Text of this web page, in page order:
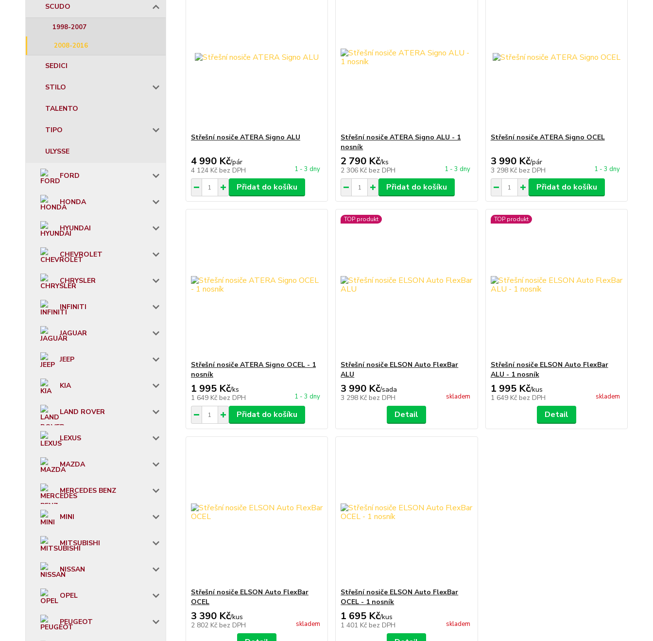
SCUDO
1998-2007
2008-2016
SEDICI
STILO
TALENTO
TIPO
ULYSSE
FORD
HONDA
HYUNDAI
CHEVROLET
CHRYSLER
INFINITI
JAGUAR
JEEP
KIA
LAND ROVER
LEXUS
MAZDA
MERCEDES BENZ
MINI
MITSUBISHI
NISSAN
OPEL
PEUGEOT
Střešní nosiče ATERA Signo ALU
4 990 Kč/pár
4 124 Kč bez DPH 1 - 3 dny
Přidat do košíku
Střešní nosiče ATERA Signo ALU - 1
nosník
2 790 Kč/ks
2 306 Kč bez DPH 1 - 3 dny
Přidat do košíku
Střešní nosiče ATERA Signo OCEL
3 990 Kč/pár
3 298 Kč bez DPH 1 - 3 dny
Přidat do košíku
Střešní nosiče ATERA Signo OCEL - 1
nosník
1 995 Kč/ks
1 649 Kč bez DPH 1 - 3 dny
Přidat do košíku
TOP produkt
Střešní nosiče ELSON Auto FlexBar
ALU
3 990 Kč/sada
3 298 Kč bez DPH skladem
Detail
TOP produkt
Střešní nosiče ELSON Auto FlexBar
ALU - 1 nosník
1 995 Kč/kus
1 649 Kč bez DPH skladem
Detail
Střešní nosiče ELSON Auto FlexBar
OCEL
3 390 Kč/kus
2 802 Kč bez DPH skladem
Střešní nosiče ELSON Auto FlexBar
OCEL - 1 nosník
1 695 Kč/kus
1 401 Kč bez DPH skladem